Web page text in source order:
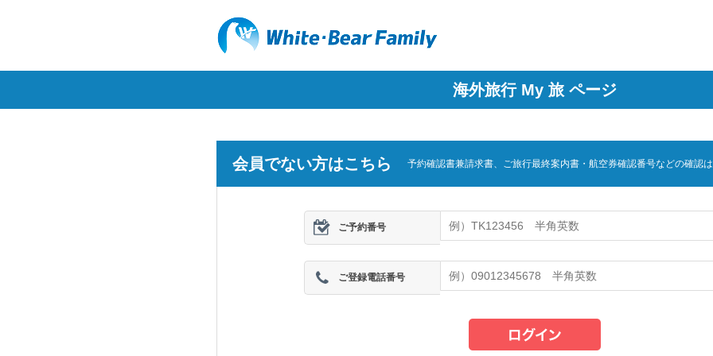
海外旅行 My 旅 ページ
会員でない方はこちら 予約確認書兼請求書、ご旅行最終案内書・航空券確認番号などの確認
ご予約番号
ご登録電話番号